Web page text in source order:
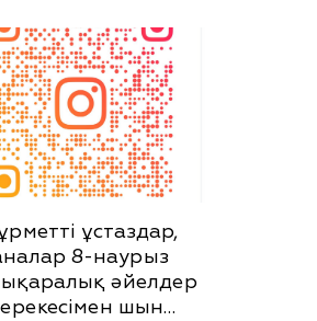
ұстаздар,
8-наурыз
әйелдер
шын…